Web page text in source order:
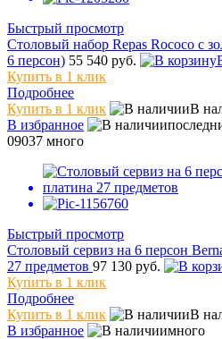
Быстрый просмотр
Столовый набор Repas Rococo с
6 персон) 55 540 руб.
Купить в 1 клик
Подробнее
Купить в 1 клик
В
В избранное
09037 много
Быстрый просмотр
Столовый сервиз на 6 персон
27 предметов 97 130 руб.
Купить в 1 клик
Подробнее
Купить в 1 клик
В
В избранное
много